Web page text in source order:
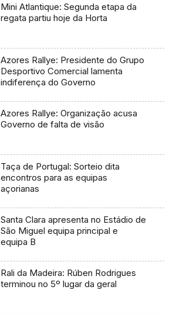
Mini Atlantique: Segunda etapa da
regata partiu hoje da Horta
Azores Rallye: Presidente do Grupo
Desportivo Comercial lamenta
indiferença do Governo
Azores Rallye: Organização acusa
Governo de falta de visão
Taça de Portugal: Sorteio dita
encontros para as equipas
açorianas
Santa Clara apresenta no Estádio de
São Miguel equipa principal e
equipa B
Rali da Madeira: Rúben Rodrigues
terminou no 5º lugar da geral